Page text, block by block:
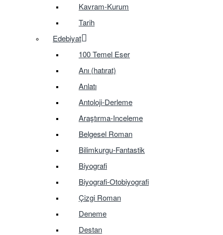
Kavram-Kurum
Tarih
Edebiyat
100 Temel Eser
Anı (hatırat)
Anlatı
Antoloji-Derleme
Araştırma-Inceleme
Belgesel Roman
Bilimkurgu-Fantastik
Biyografi
Biyografi-Otobiyografi
Çizgi Roman
Deneme
Destan